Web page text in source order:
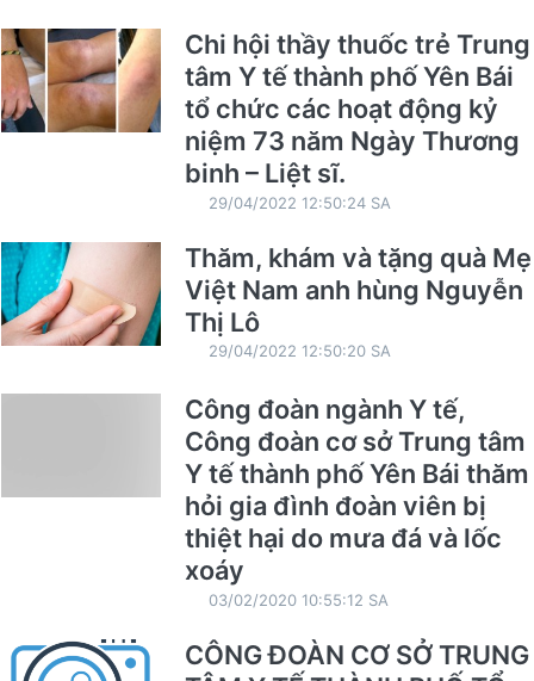
Chi hội thầy thuốc trẻ Trung
tâm Y tế thành phố Yên Bái
tổ chức các hoạt động kỷ
niệm 73 năm Ngày Thương
binh – Liệt sĩ.
29/04/2022 12:50:24 SA
Thăm, khám và tặng quà Mẹ
Việt Nam anh hùng Nguyễn
Thị Lô
29/04/2022 12:50:20 SA
Công đoàn ngành Y tế,
Công đoàn cơ sở Trung tâm
Y tế thành phố Yên Bái thăm
hỏi gia đình đoàn viên bị
thiệt hại do mưa đá và lốc
xoáy
03/02/2020 10:55:12 SA
CÔNG ĐOÀN CƠ SỞ TRUNG